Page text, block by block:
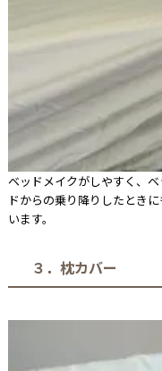
ベッドメイクがしやすく、
ドからの乗り降りしたとき
います。
３．枕カバー